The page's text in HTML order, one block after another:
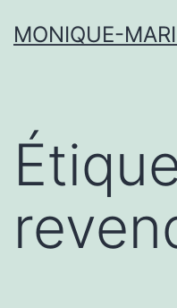
auMONIQUE-